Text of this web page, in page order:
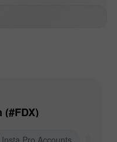
Insta.Pro Accounts